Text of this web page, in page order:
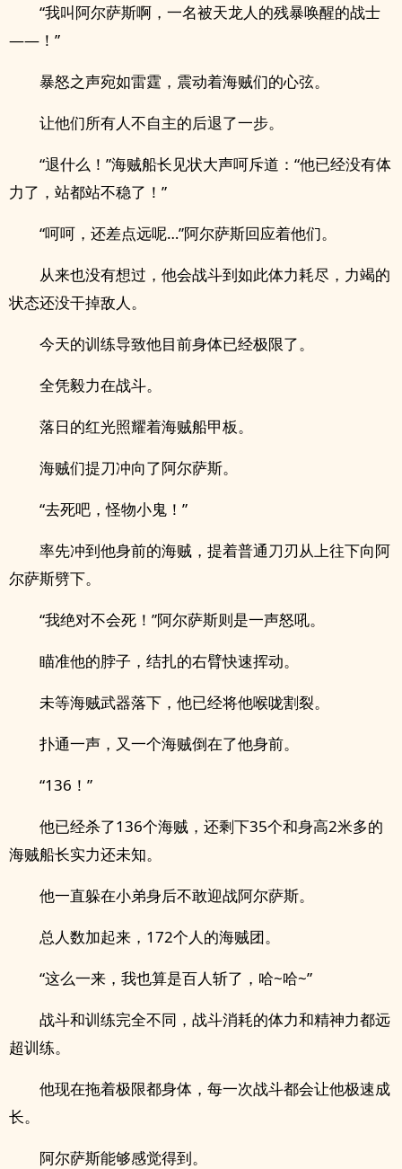
“我叫阿尔萨斯啊，一名被天龙人的残暴唤醒的战士
——！”
暴怒之声宛如雷霆，震动着海贼们的心弦。
让他们所有人不自主的后退了一步。
“退什么！”海贼船长见状大声呵斥道：“他已经没有体
力了，站都站不稳了！”
“呵呵，还差点远呢…”阿尔萨斯回应着他们。
从来也没有想过，他会战斗到如此体力耗尽，力竭的
状态还没干掉敌人。
今天的训练导致他目前身体已经极限了。
全凭毅力在战斗。
落日的红光照耀着海贼船甲板。
海贼们提刀冲向了阿尔萨斯。
“去死吧，怪物小鬼！”
率先冲到他身前的海贼，提着普通刀刃从上往下向阿
尔萨斯劈下。
“我绝对不会死！”阿尔萨斯则是一声怒吼。
瞄准他的脖子，结扎的右臂快速挥动。
未等海贼武器落下，他已经将他喉咙割裂。
扑通一声，又一个海贼倒在了他身前。
“136！”
他已经杀了136个海贼，还剩下35个和身高2米多的
海贼船长实力还未知。
他一直躲在小弟身后不敢迎战阿尔萨斯。
总人数加起来，172个人的海贼团。
“这么一来，我也算是百人斩了，哈~哈~”
战斗和训练完全不同，战斗消耗的体力和精神力都远
超训练。
他现在拖着极限都身体，每一次战斗都会让他极速成
长。
阿尔萨斯能够感觉得到。